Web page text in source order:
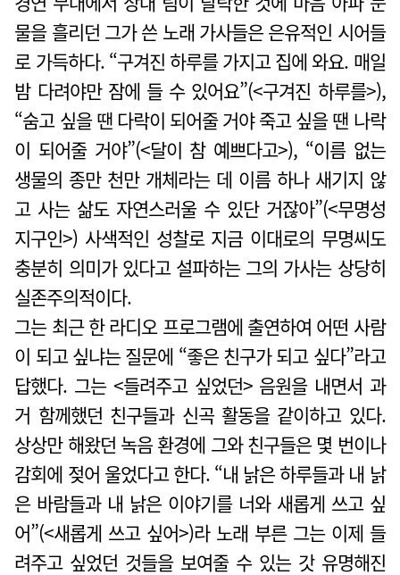
물을 흘리던 그가 쓴 노래 가사들은 은유적인 시어들
로 가득하다. “구겨진 하루를 가지고 집에 와요. 매일
밤 다려야만 잠에 들 수 있어요”(<구겨진 하루를>),
“숨고 싶을 땐 다락이 되어줄 거야 죽고 싶을 땐 나락
이 되어줄 거야”(<달이 참 예쁘다고>), “이름 없는
생물의 종만 천만 개체라는 데 이름 하나 새기지 않
고 사는 삶도 자연스러울 수 있단 거잖아”(<무명성
지구인>) 사색적인 성찰로 지금 이대로의 무명씨도
충분히 의미가 있다고 설파하는 그의 가사는 상당히
실존주의적이다.
그는 최근 한 라디오 프로그램에 출연하여 어떤 사람
이 되고 싶냐는 질문에 “좋은 친구가 되고 싶다”라고
답했다. 그는 <들려주고 싶었던> 음원을 내면서 과
거 함께했던 친구들과 신곡 활동을 같이하고 있다.
상상만 해왔던 녹음 환경에 그와 친구들은 몇 번이나
감회에 젖어 울었다고 한다. “내 낡은 하루들과 내 낡
은 바람들과 내 낡은 이야기를 너와 새롭게 쓰고 싶
어”(<새롭게 쓰고 싶어>)라 노래 부른 그는 이제 들
려주고 싶었던 것들을 보여줄 수 있는 갓 유명해진